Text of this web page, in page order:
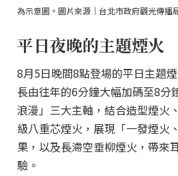
為示意圖。圖片來源｜台北市政府觀光傳播
平日夜晚的主題煙火
8月5日晚間8點登場的平日主題
長由往年的6分鐘大幅加碼至8分
浪漫」三大主軸，結合造型煙火
級八重芯煙火，展現「一發煙火
果，以及長滯空垂柳煙火，帶來
驗。